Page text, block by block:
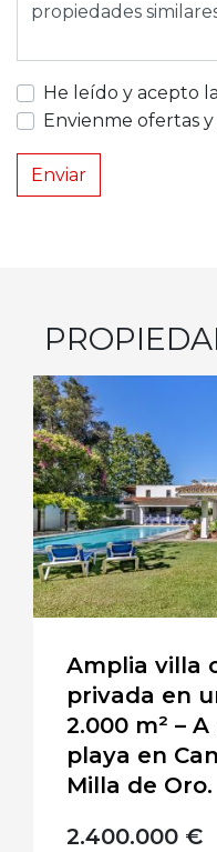
He leído y acepto la
Envienme ofertas
Enviar
Amplia villa
privada en
2.000 m² –
playa en
Milla de Oro.
2.400.000 €